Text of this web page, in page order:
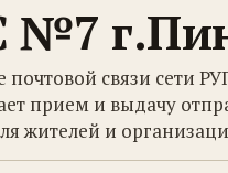
№7
почтовой связи сети
прием и выдачу
жителей и